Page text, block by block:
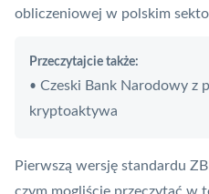
obliczeniowej w polskim
Przeczytajcie także:
• Czeski Bank Narodowy z
kryptoaktywa
Pierwszą wersję standardu